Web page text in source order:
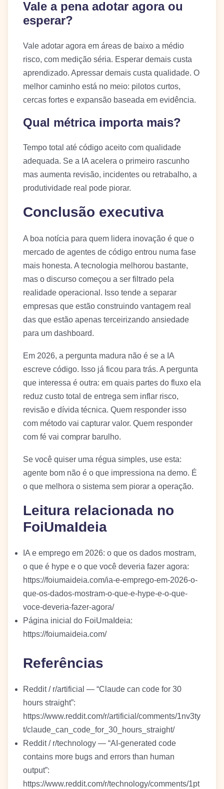
Vale a pena adotar agora ou
esperar?
Vale adotar agora em áreas de baixo a médio
risco, com medição séria. Esperar demais custa
aprendizado. Apressar demais custa qualidade. O
melhor caminho está no meio: pilotos curtos,
cercas fortes e expansão baseada em evidência.
Qual métrica importa mais?
Tempo total até código aceito com qualidade
adequada. Se a IA acelera o primeiro rascunho
mas aumenta revisão, incidentes ou retrabalho, a
produtividade real pode piorar.
Conclusão executiva
A boa notícia para quem lidera inovação é que o
mercado de agentes de código entrou numa fase
mais honesta. A tecnologia melhorou bastante,
mas o discurso começou a ser filtrado pela
realidade operacional. Isso tende a separar
empresas que estão construindo vantagem real
das que estão apenas terceirizando ansiedade
para um dashboard.
Em 2026, a pergunta madura não é se a IA
escreve código. Isso já ficou para trás. A pergunta
que interessa é outra: em quais partes do fluxo ela
reduz custo total de entrega sem inflar risco,
revisão e dívida técnica. Quem responder isso
com método vai capturar valor. Quem responder
com fé vai comprar barulho.
Se você quiser uma régua simples, use esta:
agente bom não é o que impressiona na demo. É
o que melhora o sistema sem piorar a operação.
Leitura relacionada no
FoiUmaIdeia
IA e emprego em 2026: o que os dados mostram,
o que é hype e o que você deveria fazer agora:
https://foiumaideia.com/ia-e-emprego-em-2026-o-
que-os-dados-mostram-o-que-e-hype-e-o-que-
voce-deveria-fazer-agora/
Página inicial do FoiUmaIdeia:
https://foiumaideia.com/
Referências
Reddit / r/artificial — “Claude can code for 30
hours straight”:
https://www.reddit.com/r/artificial/comments/1nv3ty
t/claude_can_code_for_30_hours_straight/
Reddit / r/technology — “AI-generated code
contains more bugs and errors than human
output”:
https://www.reddit.com/r/technology/comments/1pt